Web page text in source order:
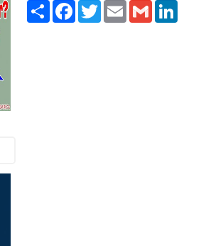
Paylaş FacebookTwitter Email Gmail